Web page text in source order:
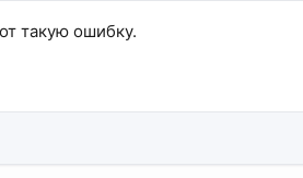
такую ошибку.